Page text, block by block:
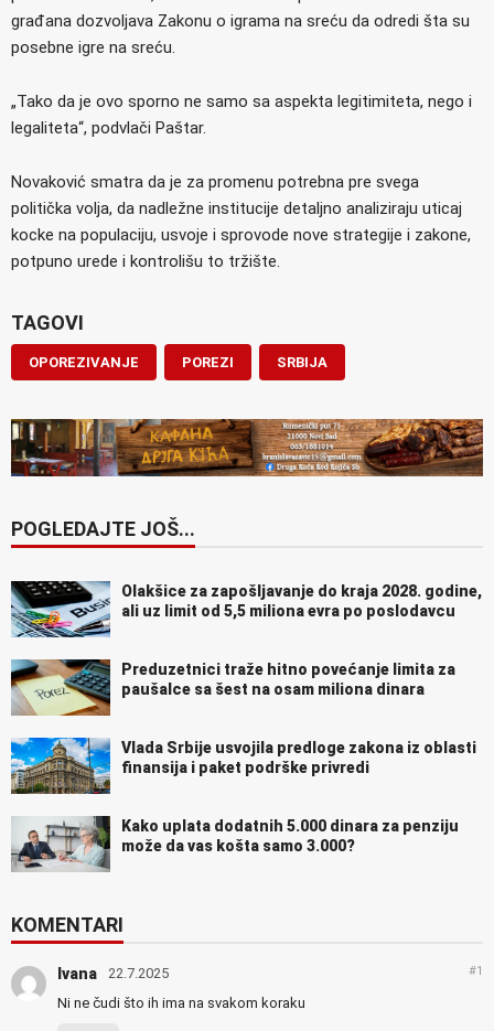
građana dozvoljava Zakonu o igrama na sreću da odredi šta su
posebne igre na sreću.
„Tako da je ovo sporno ne samo sa aspekta legitimiteta, nego i
legaliteta“, podvlači Paštar.
Novaković smatra da je za promenu potrebna pre svega
politička volja, da nadležne institucije detaljno analiziraju uticaj
kocke na populaciju, usvoje i sprovode nove strategije i zakone,
potpuno urede i kontrolišu to tržište.
TAGOVI
OPOREZIVANJE POREZI SRBIJA
POGLEDAJTE JOŠ...
Olakšice za zapošljavanje do kraja 2028. godine,
ali uz limit od 5,5 miliona evra po poslodavcu
Preduzetnici traže hitno povećanje limita za
paušalce sa šest na osam miliona dinara
Vlada Srbije usvojila predloge zakona iz oblasti
finansija i paket podrške privredi
Kako uplata dodatnih 5.000 dinara za penziju
može da vas košta samo 3.000?
KOMENTARI
Ivana 22.7.2025 #1
Ni ne čudi što ih ima na svakom koraku